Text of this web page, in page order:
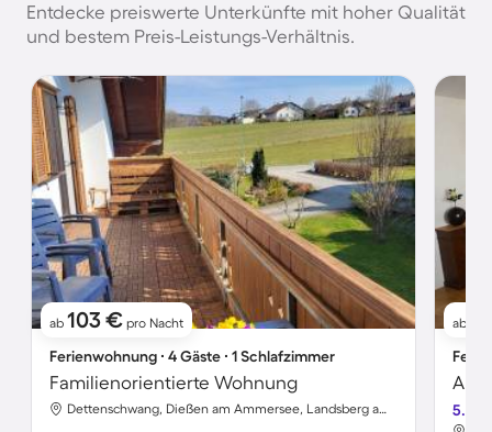
Entdecke preiswerte Unterkünfte mit hoher Qualität
und bestem Preis-Leistungs-Verhältnis.
ab 103 € pro Nacht
Ferienwohnung ∙ 4 Gäste ∙ 1 Schlafzimmer
Familienorientierte Wohnung
Dettenschwang, Dießen am Ammersee, Landsberg am Lech
ab
5.0